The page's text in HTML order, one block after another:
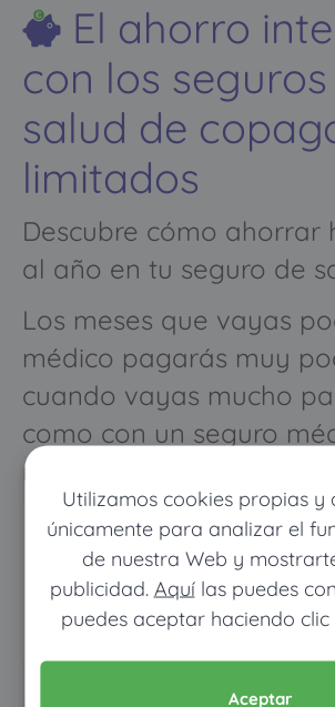
Utilizamos cookies propias y
únicamente para analizar el
de nuestra Web y
publicidad. Aquílas puedes
puedes aceptar haciendo clic
Aceptar
El ahorro
con los
salud de
limitados
Descubre cómo ahorrar
al año en tu seguro de
Los meses que vayas
médico pagarás muy
cuando vayas mucho
como con un seguro
normal